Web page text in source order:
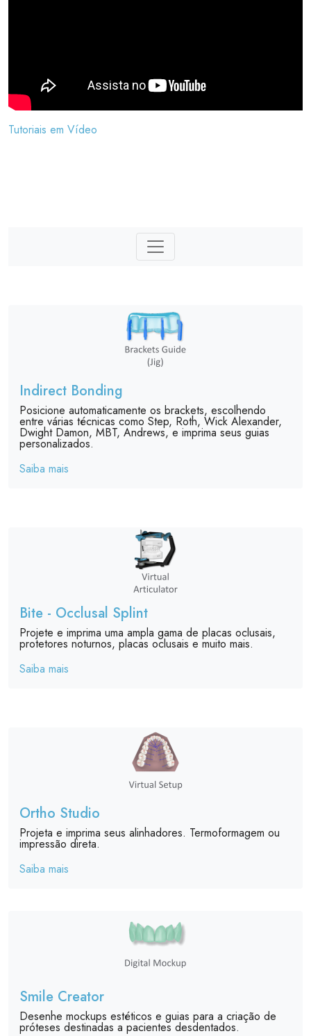
Tutoriais em Vídeo
Ortho Studio
Projeta e imprima seus alinhadores. Termoformagem ou
impressão direta.
Saiba mais
Indirect Bonding
Posicione automaticamente os brackets, escolhendo
entre várias técnicas como Step, Roth, Wick Alexander,
Dwight Damon, MBT, Andrews, e imprima seus guias
personalizados.
Saiba mais
Bite - Occlusal Splint
Projete e imprima uma ampla gama de placas oclusais,
protetores noturnos, placas oclusais e muito mais.
Saiba mais
Smile Creator
Desenhe mockups estéticos e guias para a criação de
próteses destinadas a pacientes desdentados.